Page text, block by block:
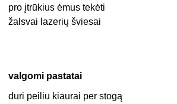
pro įtrūkius ėmus tekėti
žalsvai lazerių šviesai
valgomi pastatai
duri peiliu kiaurai per stogą